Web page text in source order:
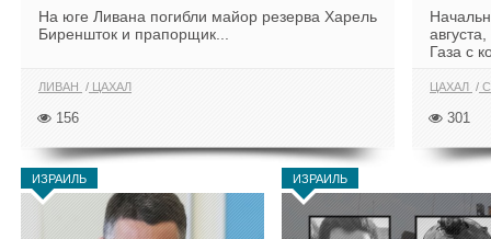
На юге Ливана погибли майор резерва Харель
Биреншток и прапорщик...
ЛИВАН ЦАХАЛ
156
Газа с
ЦАХАЛ
301
ИЗРАИЛЬ ИЗРАИЛЬ